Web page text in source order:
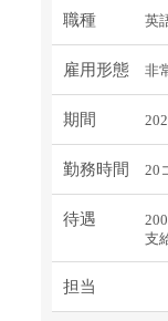
職種 英
雇用形態 非
期間
勤務時間 20
待遇
支
担当